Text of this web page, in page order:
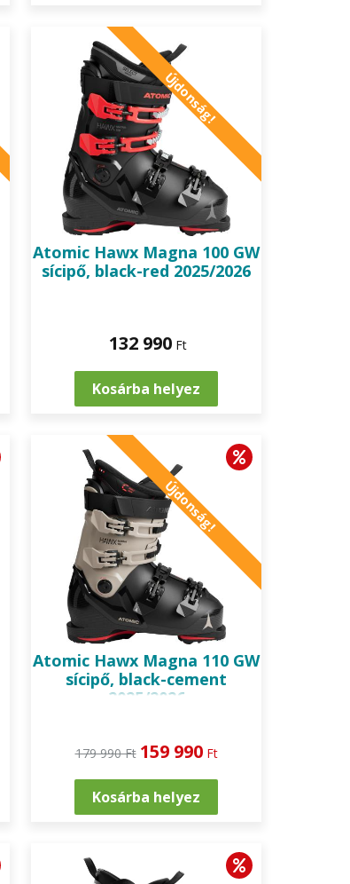
Újdonság!
Atomic Hawx Magna 100 GW
sícipő, black-red 2025/2026
132 990 Ft
Kosárba helyez
Újdonság!
Atomic Hawx Magna 110 GW
sícipő, black-cement
2025/2026
179 990 Ft 159 990 Ft
Kosárba helyez